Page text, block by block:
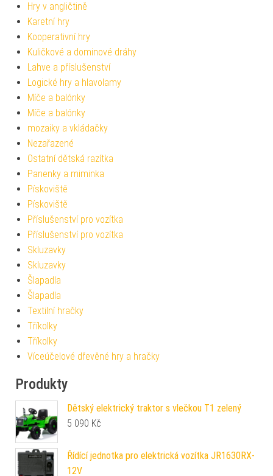
Hry v angličtině
Karetní hry
Kooperativní hry
Kuličkové a dominové dráhy
Lahve a příslušenství
Logické hry a hlavolamy
Míče a balónky
Míče a balónky
mozaiky a vkládačky
Nezařazené
Ostatní dětská razítka
Panenky a miminka
Pískoviště
Pískoviště
Příslušenství pro vozítka
Příslušenství pro vozítka
Skluzavky
Skluzavky
Šlapadla
Šlapadla
Textilní hračky
Tříkolky
Tříkolky
Víceúčelové dřevěné hry a hračky
Produkty
Dětský elektrický traktor s vlečkou T1 zelený
5 090 Kč
Řídící jednotka pro elektrická vozítka JR1630RX-
12V